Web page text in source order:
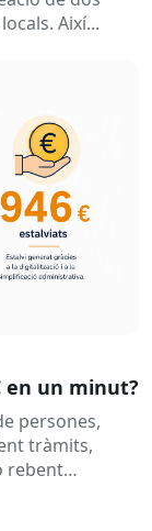
Així...
en un minut?
persones,
tràmits,
rebent